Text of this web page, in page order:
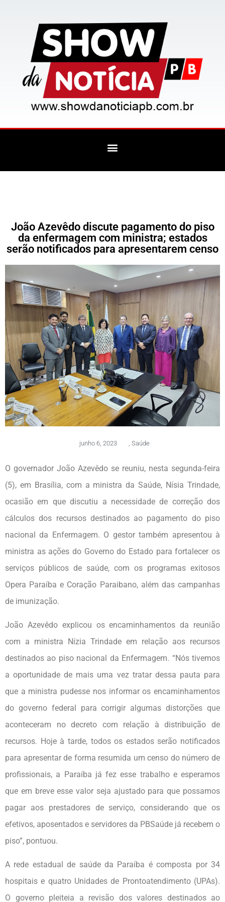
João Azevêdo discute pagamento do piso
da enfermagem com ministra; estados
serão notificados para apresentarem censo
junho 6, 2023 Saúde
O governador João Azevêdo se reuniu, nesta segunda-feira
(5), em Brasília, com a ministra da Saúde, Nísia Trindade,
ocasião em que discutiu a necessidade de correção dos
cálculos dos recursos destinados ao pagamento do piso
nacional da Enfermagem. O gestor também apresentou à
ministra as ações do Governo do Estado para fortalecer os
serviços públicos de saúde, com os programas exitosos
Opera Paraíba e Coração Paraibano, além das campanhas
de imunização.
João Azevêdo explicou os encaminhamentos da reunião
com a ministra Nízia Trindade em relação aos recursos
destinados ao piso nacional da Enfermagem. “Nós tivemos
a oportunidade de mais uma vez tratar dessa pauta para
que a ministra pudesse nos informar os encaminhamentos
do governo federal para corrigir algumas distorções que
aconteceram no decreto com relação à distribuição de
recursos. Hoje à tarde, todos os estados serão notificados
para apresentar de forma resumida um censo do número de
profissionais, a Paraíba já fez esse trabalho e esperamos
que em breve esse valor seja ajustado para que possamos
pagar aos prestadores de serviço, considerando que os
efetivos, aposentados e servidores da PBSaúde já recebem o
piso”, pontuou.
A rede estadual de saúde da Paraíba é composta por 34
hospitais e quatro Unidades de Prontoatendimento (UPAs).
O governo pleiteia a revisão dos valores destinados ao